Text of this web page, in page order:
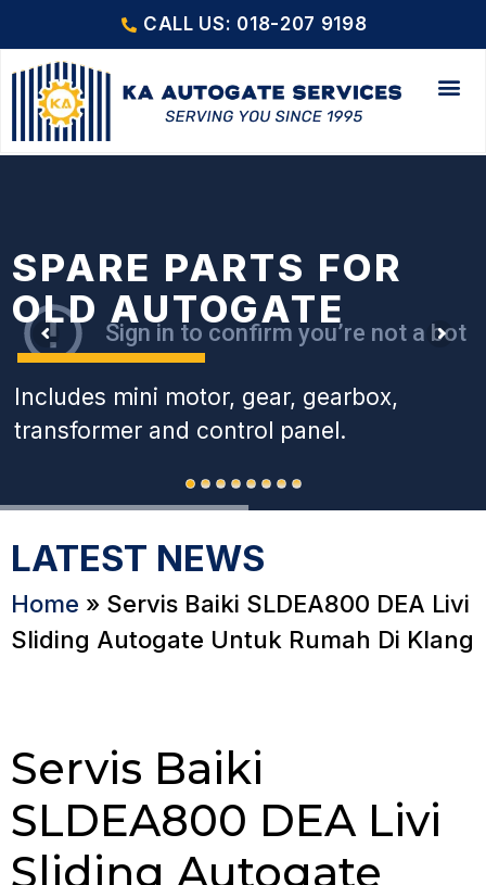
CALL US: 018-207 9198
SPARE PARTS FOR
OLD AUTOGATE
Includes mini motor, gear, gearbox,
transformer and control panel.
LATEST NEWS
Home » Servis Baiki SLDEA800 DEA Livi
Sliding Autogate Untuk Rumah Di Klang
Servis Baiki
SLDEA800 DEA Livi
Sliding Autogate